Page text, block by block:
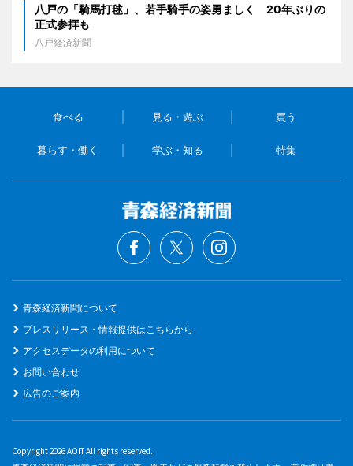
八戸の「騎馬打毬」、若手騎手の姿勇ましく 20年ぶりの
正式参拝も
八戸経済新聞
食べる 見る・遊ぶ 買う
暮らす・働く 学ぶ・知る 特集
青森経済新聞について
プレスリリース・情報提供はこちらから
アクセスデータの利用について
お問い合わせ
広告のご案内
Copyright 2026 AOIT All rights reserved.